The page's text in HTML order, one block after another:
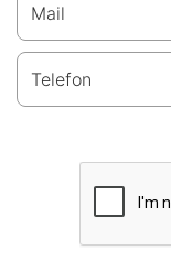
Mail
Telefon